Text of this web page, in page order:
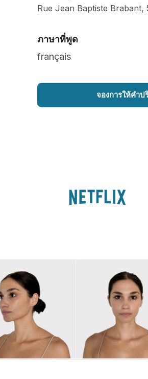
Rue Jean Baptiste Brabant,
ภาษาที่พูด
français
จองการให้คำ